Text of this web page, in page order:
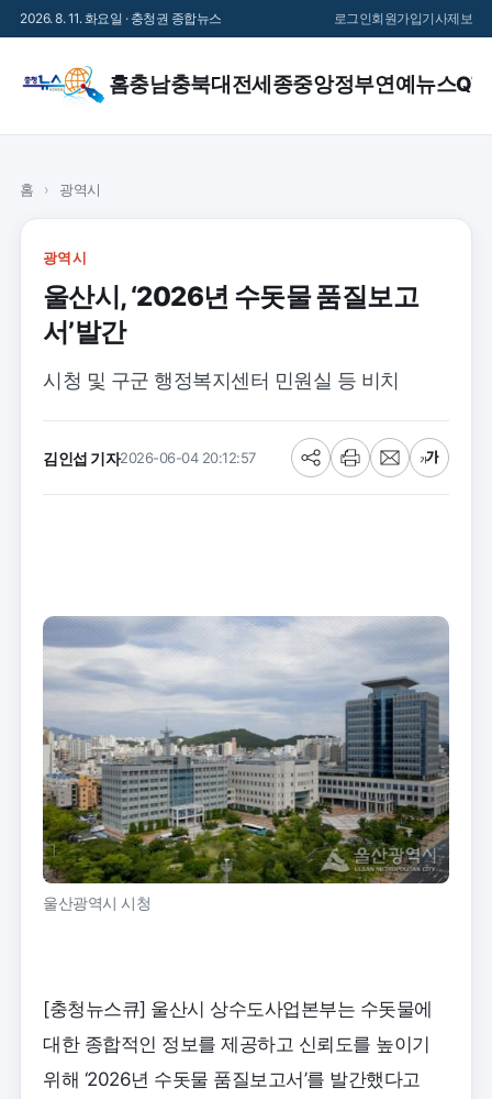
2026. 8. 11. 화요일 · 충청권 종합뉴스 로그인회원가입기사제보
홈충남충북대전세종중앙정부연예 뉴스
홈 › 광역시
광역시
울산시, ‘2026년 수돗물 품질보고
서’발간
시청 및 구군 행정복지센터 민원실 등 비치
김인섭 기자2026-06-04 20:12:57
공
유
프
린
메
일
글
씨
울산광역시 시청
[충청뉴스큐] 울산시 상수도사업본부는 수돗물에
대한 종합적인 정보를 제공하고 신뢰도를 높이기
위해 ‘2026년 수돗물 품질보고서’를 발간했다고